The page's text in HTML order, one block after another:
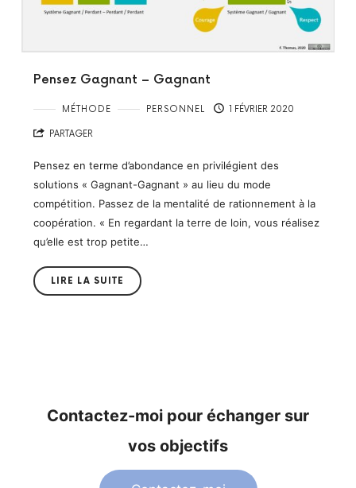
Pensez Gagnant – Gagnant
MÉTHODE PERSONNEL 1 FÉVRIER 2020
PARTAGER
Pensez en terme d’abondance en privilégient des
solutions « Gagnant-Gagnant » au lieu du mode
compétition. Passez de la mentalité de rationnement à la
coopération. « En regardant la terre de loin, vous réalisez
qu’elle est trop petite…
LIRE LA SUITE
Contactez-moi pour échanger sur
vos objectifs